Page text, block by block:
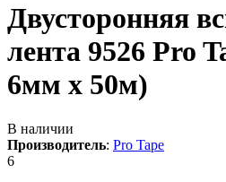
Двусторонняя
лента 9526 Pro
6мм х 50м)
В наличии
Производитель: Pro Tape
6